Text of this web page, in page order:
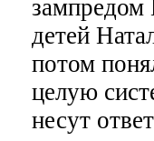
детей
потом
целую
несут